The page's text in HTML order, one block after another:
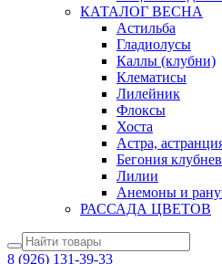
КАТАЛОГ ВЕСНА
Астильба
Гладиолусы
Каллы (клубни)
Клематисы
Лилейник
Флоксы
Хоста
Астра,
Бегония
Лилии
Анемоны и
РАССАДА ЦВЕТОВ
8 (926) 131-39-33